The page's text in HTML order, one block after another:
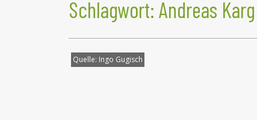
Schlagwort: Andreas Karg
Quelle: Ingo Gugisch